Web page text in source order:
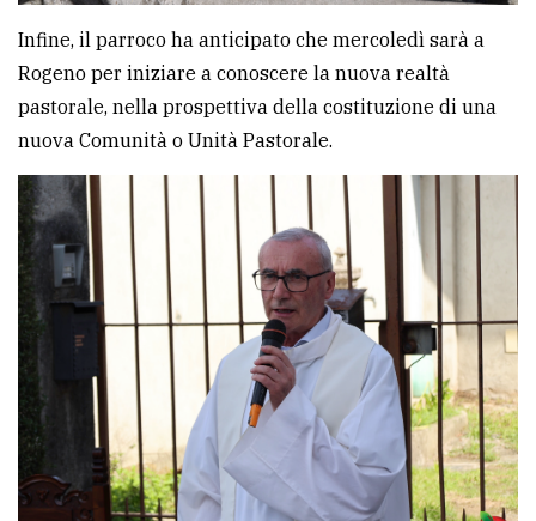
Infine, il parroco ha anticipato che mercoledì sarà a
Rogeno per iniziare a conoscere la nuova realtà
pastorale, nella prospettiva della costituzione di una
nuova Comunità o Unità Pastorale.